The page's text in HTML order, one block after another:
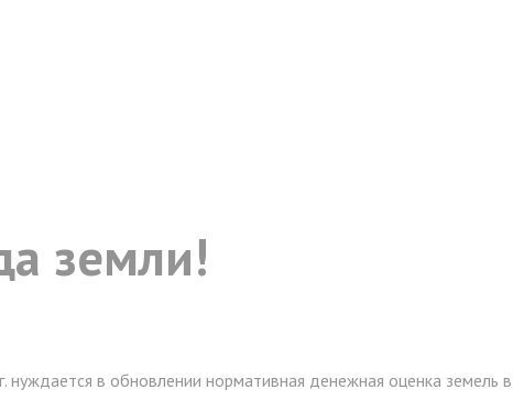
земли!
в обновлении нормативная денежная оценка земель